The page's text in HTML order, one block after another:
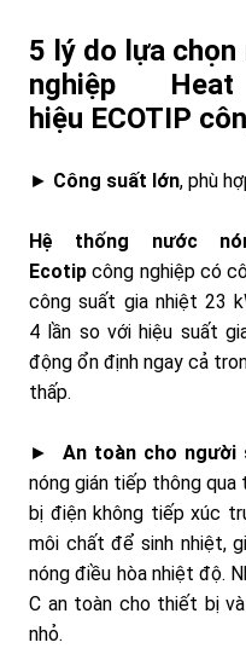
5 lý do lựa
nghiệp
hiệu ECOTIP
► Công suất lớn, phù
Hệ thống nước
Ecotip công nghiệp có
công suất gia nhiệt 23
4 lần so với hiệu suất
động ổn định ngay cả
thấp.
► An toàn cho người
nóng gián tiếp thông
bị điện không tiếp xúc
môi chất để sinh nhiệt,
nóng điều hòa nhiệt độ.
C an toàn cho thiết bị
nhỏ.